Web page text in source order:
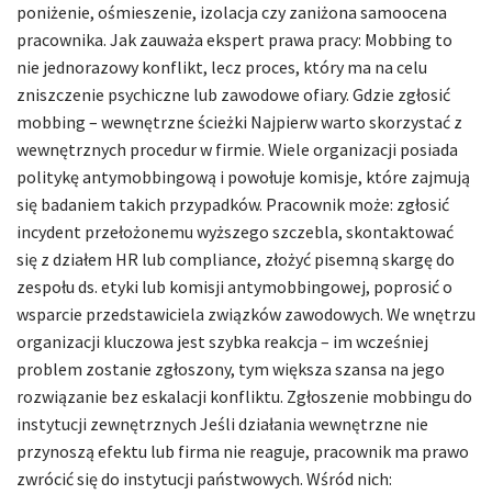
poniżenie, ośmieszenie, izolacja czy zaniżona samoocena
pracownika. Jak zauważa ekspert prawa pracy: Mobbing to
nie jednorazowy konflikt, lecz proces, który ma na celu
zniszczenie psychiczne lub zawodowe ofiary. Gdzie zgłosić
mobbing – wewnętrzne ścieżki Najpierw warto skorzystać z
wewnętrznych procedur w firmie. Wiele organizacji posiada
politykę antymobbingową i powołuje komisje, które zajmują
się badaniem takich przypadków. Pracownik może: zgłosić
incydent przełożonemu wyższego szczebla, skontaktować
się z działem HR lub compliance, złożyć pisemną skargę do
zespołu ds. etyki lub komisji antymobbingowej, poprosić o
wsparcie przedstawiciela związków zawodowych. We wnętrzu
organizacji kluczowa jest szybka reakcja – im wcześniej
problem zostanie zgłoszony, tym większa szansa na jego
rozwiązanie bez eskalacji konfliktu. Zgłoszenie mobbingu do
instytucji zewnętrznych Jeśli działania wewnętrzne nie
przynoszą efektu lub firma nie reaguje, pracownik ma prawo
zwrócić się do instytucji państwowych. Wśród nich: